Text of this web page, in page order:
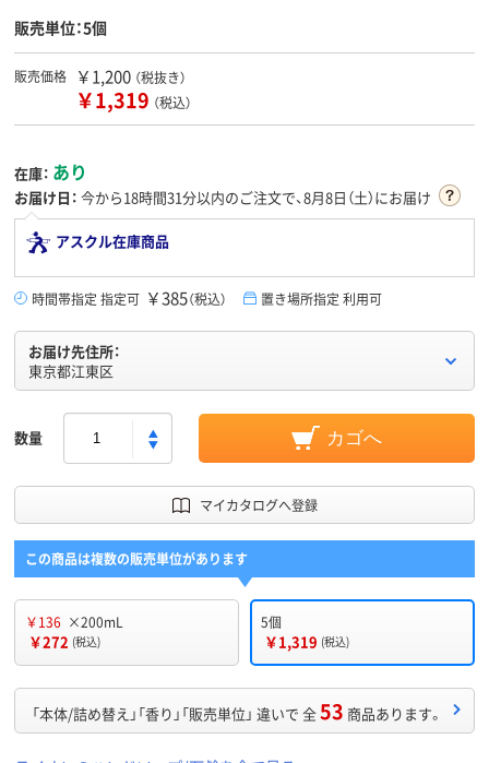
販売単位：5個
販売価格 ￥1,200 （税抜き）
￥1,319 （税込）
在庫： あり
お届け日： 今から18時間31分以内のご注文で、8月8日（土）にお届け
アスクル在庫商品
時間帯指定 指定可 ￥385（税込） 置き場所指定 利用可
お届け先住所：
東京都江東区
数量 カゴへ
マイカタログへ登録
この商品は複数の販売単位があります
￥136 ×200mL
￥272 (税込)
5個
￥1,319 (税込)
「本体/詰め替え」「香り」「販売単位」 違いで 全53 商品あります。